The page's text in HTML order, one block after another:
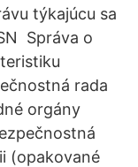
týkajúcu sa
Správa o
rada
orgány
(opakované